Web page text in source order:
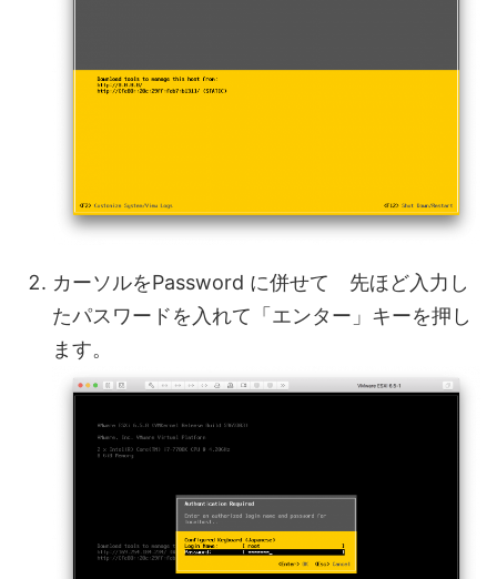
カーソルをPassword に併せて 先ほど入力し
たパスワードを入れて「エンター」キーを押し
ます。